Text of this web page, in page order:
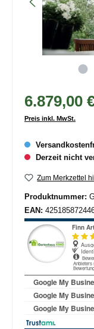
6.879,00
Preis inkl. MwSt.
Derzeit nicht
Zum Merkzettel
Produktnummer:
EAN: